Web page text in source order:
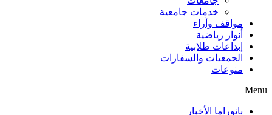
خدمات جامعية
مواقف وآراء
أنوار رياضية
إبداعات طلابية
الجمعيات والسفارات
منوعات
Menu
بانوراما الأخبار